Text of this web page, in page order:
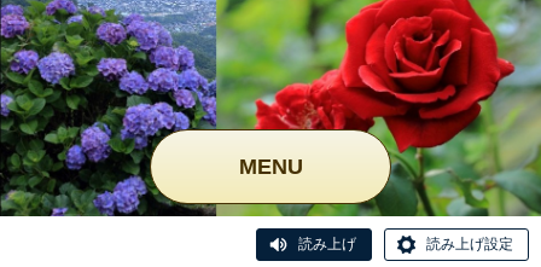
MENU
読み上げ 読み上げ設定